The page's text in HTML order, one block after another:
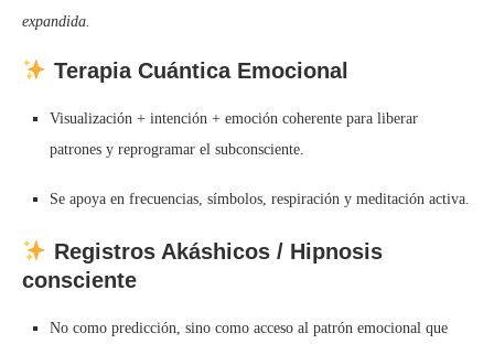
expandida.
Terapia Cuántica Emocional
Visualización + intención + emoción coherente para liberar
patrones y reprogramar el subconsciente.
Se apoya en frecuencias, símbolos, respiración y meditación activa.
Registros Akáshicos / Hipnosis
consciente
No como predicción, sino como acceso al patrón emocional que